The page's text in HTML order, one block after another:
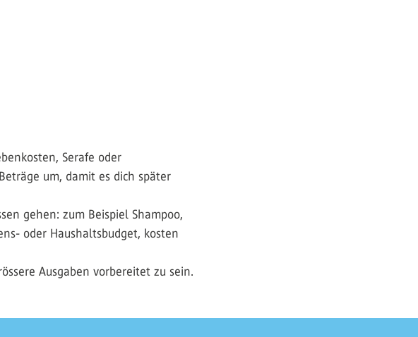
Serafe oder
um, damit es dich später
gehen: zum Beispiel Shampoo,
oder Haushaltsbudget, kosten
Ausgaben vorbereitet zu sein.